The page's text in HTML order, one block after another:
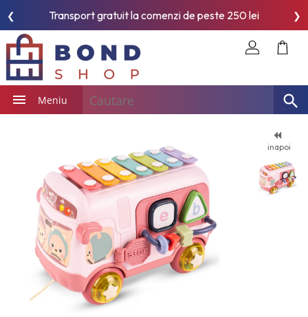
Transport gratuit la comenzi de peste 250 lei
❮ ❯
Meniu
inapoi